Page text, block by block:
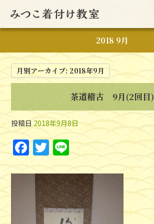
2018 9月
月別アーカイブ:2018年9月
茶道稽古 9月(2回目)
投稿日2018年9月8日
F
a
c
e
b
T
w
itt
er
Li
n
e